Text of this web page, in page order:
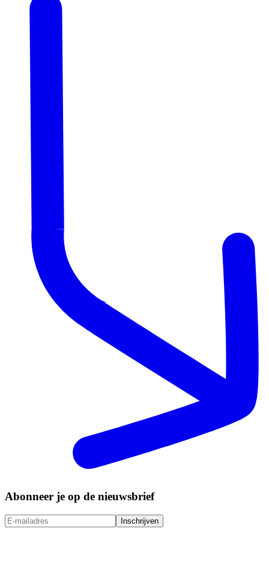
Abonneer je op de nieuwsbrief
Inschrijven